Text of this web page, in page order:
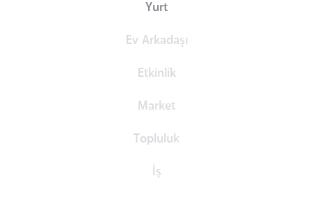
Yurt
Ev Arkadaşı
Etkinlik
Market
Topluluk
İş